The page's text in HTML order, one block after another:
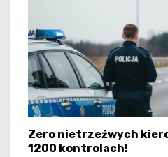
Zero nietrzeźwych
1200 kontrolach!